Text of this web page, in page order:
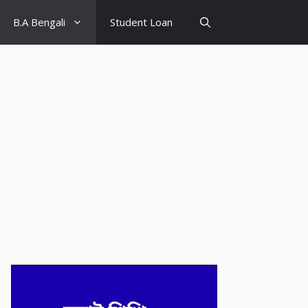
B.A Bengali Student Loan